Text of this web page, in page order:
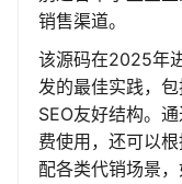
销售渠道。
该源码在2025年
发的最佳实践，
SEO友好结构。
费使用，还可以
配各类代销场景